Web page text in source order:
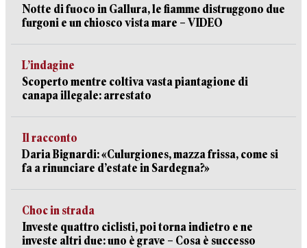
Notte di fuoco in Gallura, le fiamme distruggono due
furgoni e un chiosco vista mare – VIDEO
L’indagine
Scoperto mentre coltiva vasta piantagione di
canapa illegale: arrestato
Il racconto
Daria Bignardi: «Culurgiones, mazza frissa, come si
fa a rinunciare d’estate in Sardegna?»
Choc in strada
Investe quattro ciclisti, poi torna indietro e ne
investe altri due: uno è grave – Cosa è successo